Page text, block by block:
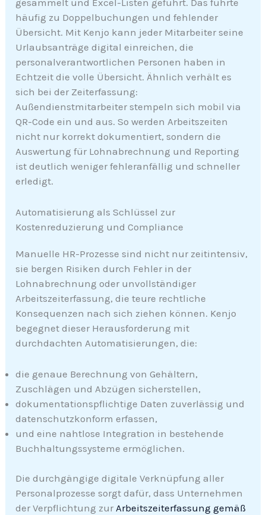
häufig zu Doppelbuchungen und fehlender
Übersicht. Mit Kenjo kann jeder Mitarbeiter seine
Urlaubsanträge digital einreichen, die
personalverantwortlichen Personen haben in
Echtzeit die volle Übersicht. Ähnlich verhält es
sich bei der Zeiterfassung:
Außendienstmitarbeiter stempeln sich mobil via
QR-Code ein und aus. So werden Arbeitszeiten
nicht nur korrekt dokumentiert, sondern die
Auswertung für Lohnabrechnung und Reporting
ist deutlich weniger fehleranfällig und schneller
erledigt.
Automatisierung als Schlüssel zur
Kostenreduzierung und Compliance
Manuelle HR-Prozesse sind nicht nur zeitintensiv,
sie bergen Risiken durch Fehler in der
Lohnabrechnung oder unvollständiger
Arbeitszeiterfassung, die teure rechtliche
Konsequenzen nach sich ziehen können. Kenjo
begegnet dieser Herausforderung mit
durchdachten Automatisierungen, die:
die genaue Berechnung von Gehältern,
Zuschlägen und Abzügen sicherstellen,
dokumentationspflichtige Daten zuverlässig und
datenschutzkonform erfassen,
und eine nahtlose Integration in bestehende
Buchhaltungssysteme ermöglichen.
Die durchgängige digitale Verknüpfung aller
Personalprozesse sorgt dafür, dass Unternehmen
der Verpflichtung zurArbeitszeiterfassung gemäß